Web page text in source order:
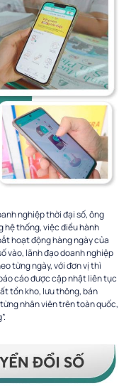
nghiệp thời đại số, ông
hệ thống, việc điều hành
hoạt động hàng ngày của
vào, lãnh đạo doanh nghiệp
từng ngày, với đơn vị thì
cáo được cập nhật liên tục
tồn kho, lưu thông, bán
nhân viên trên toàn quốc,